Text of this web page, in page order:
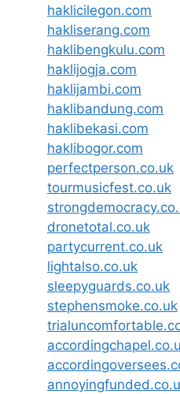
haklicilegon.com
hakliserang.com
haklibengkulu.com
haklijogja.com
haklijambi.com
haklibandung.com
haklibekasi.com
haklibogor.com
perfectperson.co.uk
tourmusicfest.co.uk
dronetotal.co.uk
partycurrent.co.uk
lightalso.co.uk
sleepyguards.co.uk
stephensmoke.co.uk